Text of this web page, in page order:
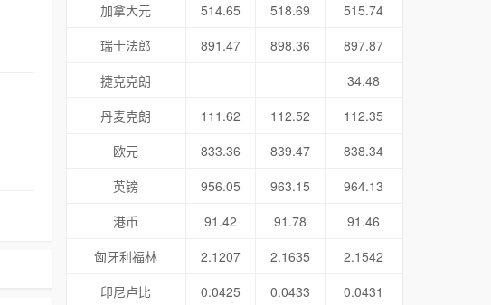
加拿大元
514.65 518.69
515.74
瑞士法郎
891.47 898.36
897.87
捷克克朗
34.48
丹麦克朗
111.62 112.52
112.35
欧元
833.36 839.47
838.34
英镑
956.05 963.15
964.13
港币
91.42 91.78
91.46
匈牙利福林
2.1207 2.1635
2.1542
印尼卢比
0.0425 0.0433
0.0431